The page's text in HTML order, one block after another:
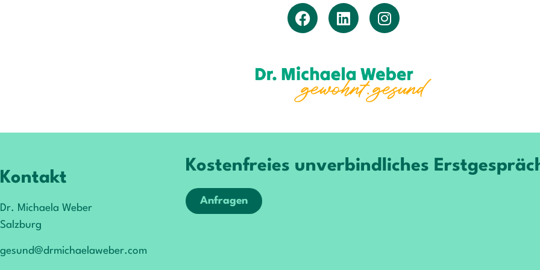
Kontakt
Dr. Michaela Weber
Salzburg
gesund@drmichaelaweber.com
Kostenfreies unverbindliches
Anfragen